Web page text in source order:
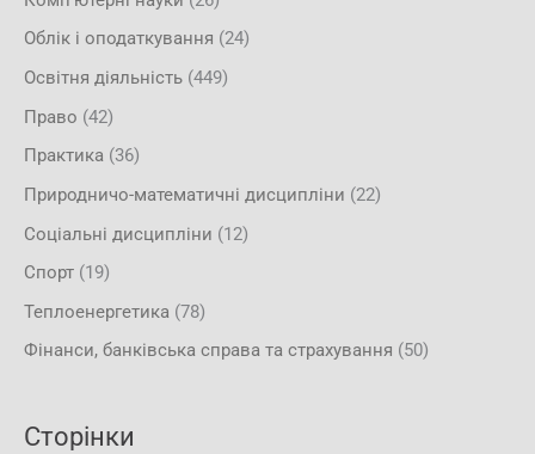
Облік і оподаткування (24)
Освітня діяльність (449)
Право (42)
Практика (36)
Природничо-математичні дисципліни (22)
Соціальні дисципліни (12)
Спорт (19)
Теплоенергетика (78)
Фінанси, банківська справа та страхування (50)
Сторінки